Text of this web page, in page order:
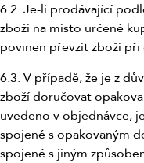
6.2. Je-li prodávající
zboží na místo určené
povinen převzít zboží při
6.3. V případě, že je z
zboží doručovat
uvedeno v objednávce,
spojené s opakovaným
spojené s jiným